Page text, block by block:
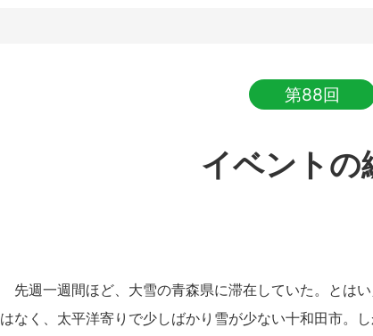
第88回
イベントの
先週一週間ほど、大雪の青森県に滞在していた。とは
はなく、太平洋寄りで少しばかり雪が少ない十和田市。